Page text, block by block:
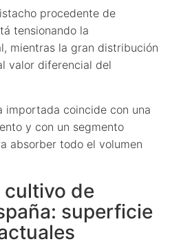
procedente de
tensionando la
mientras la gran distribución
valor diferencial del
importada coincide con una
y con un segmento
absorber todo el volumen
cultivo de
superficie